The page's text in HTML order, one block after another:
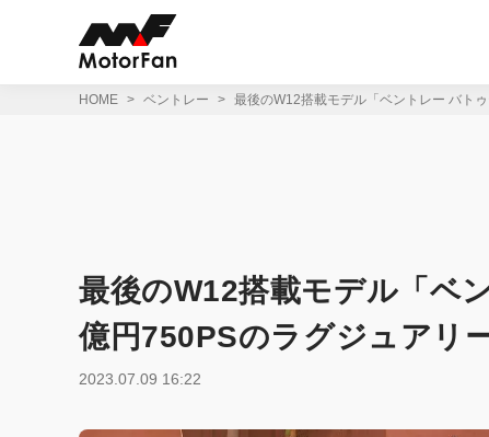
HOME ベントレー 最後のW12搭載モデル「ベントレー バト
最後のW12搭載モデル「ベ
億円750PSのラグジュアリ
2023.07.09 16:22